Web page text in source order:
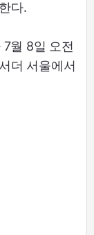
다.
월 8일 오전
더 서울에서